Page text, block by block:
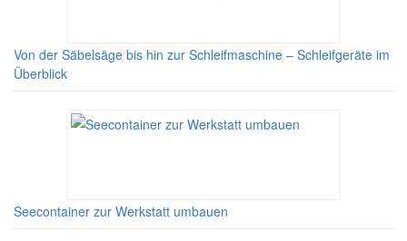
Von der Säbelsäge bis hin zur Schleifmaschine – Schleifgeräte im
Überblick
Seecontainer zur Werkstatt umbauen